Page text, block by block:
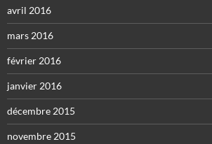
avril 2016
mars 2016
février 2016
janvier 2016
décembre 2015
novembre 2015